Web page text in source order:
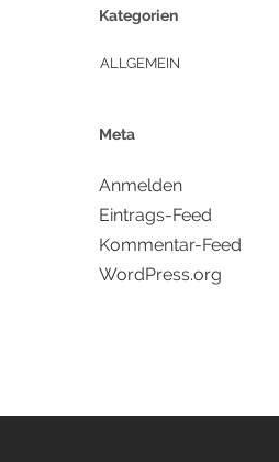
Kategorien
ALLGEMEIN
Meta
Anmelden
Eintrags-Feed
Kommentar-Feed
WordPress.org